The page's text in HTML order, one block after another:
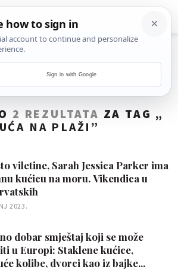
2 REZULTATA ZA TAG „
NA PLAŽI ”
viletine, Sarah Jessica Parker ima
kućicu na moru. Vikendica u
2023.
dobar smještaj koji se može
u Europi: Staklene kućice,
kolibe, dvorci kao iz bajke...
Sign in with Google